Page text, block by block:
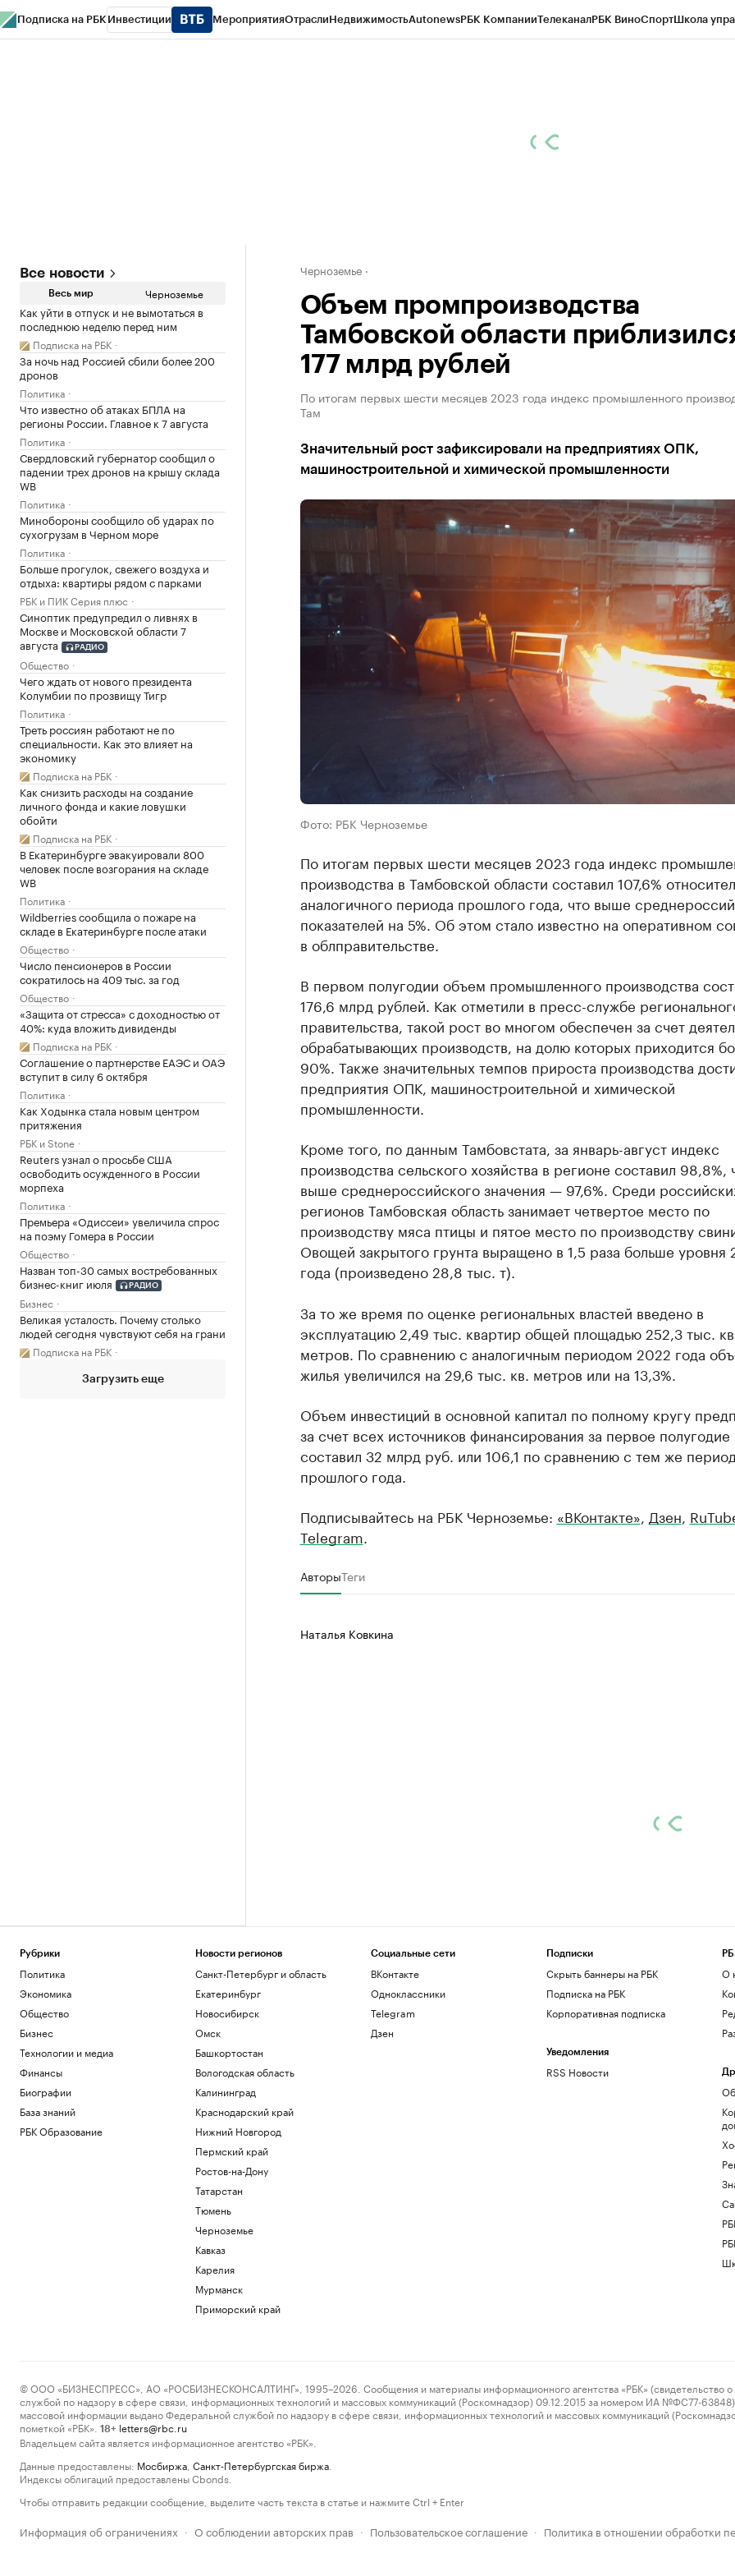
Подписка на РБК Инвестиции МероприятияОтраслиНедвижимостьAutonewsРБК КомпанииТелеканалРБК ВиноСпортШкола
Все новости
Весь мир Черноземье
Как уйти в отпуск и не вымотаться в
последнюю неделю перед ним
Подписка на РБК
За ночь над Россией сбили более 200
дронов
Политика
Что известно об атаках БПЛА на
регионы России. Главное к 7 августа
Политика
Свердловский губернатор сообщил о
падении трех дронов на крышу склада
WB
Политика
Минобороны сообщило об ударах по
сухогрузам в Черном море
Политика
Больше прогулок, свежего воздуха и
отдыха: квартиры рядом с парками
РБК и ПИК Серия плюс
Синоптик предупредил о ливнях в
Москве и Московской области 7
августа
РАДИО
Общество
Чего ждать от нового президента
Колумбии по прозвищу Тигр
Политика
Треть россиян работают не по
специальности. Как это влияет на
экономику
Подписка на РБК
Как снизить расходы на создание
личного фонда и какие ловушки
обойти
Подписка на РБК
В Екатеринбурге эвакуировали 800
человек после возгорания на складе
WB
Политика
Wildberries сообщила о пожаре на
складе в Екатеринбурге после атаки
Общество
Число пенсионеров в России
сократилось на 409 тыс. за год
Общество
«Защита от стресса» с доходностью от
40%: куда вложить дивиденды
Подписка на РБК
Соглашение о партнерстве ЕАЭС и ОАЭ
вступит в силу 6 октября
Политика
Как Ходынка стала новым центром
притяжения
РБК и Stone
Reuters узнал о просьбе США
освободить осужденного в России
морпеха
Политика
Премьера «Одиссеи» увеличила спрос
на поэму Гомера в России
Общество
Назван топ-30 самых востребованных
бизнес-книг июля
РАДИО
Бизнес
Великая усталость. Почему столько
людей сегодня чувствуют себя на грани
Подписка на РБК
Загрузить еще
Черноземье
Объем промпроизводства
Тамбовской области
177 млрд рублей
По итогам первых шести месяцев 2023 года индекс промышленного
Там
Значительный рост зафиксировали на предприятиях ОПК,
машиностроительной и химической промышленности
Фото: РБК Черноземье
По итогам первых шести месяцев 2023 года индекс
производства в Тамбовской области составил 107,6%
аналогичного периода прошлого года, что выше
показателей на 5%. Об этом стало известно на оперативном
в облправительстве.
В первом полугодии объем промышленного производства
176,6 млрд рублей. Как отметили в пресс-службе
правительства, такой рост во многом обеспечен за счет
обрабатывающих производств, на долю которых приходится
90%. Также значительных темпов прироста производства
предприятия ОПК, машиностроительной и химической
промышленности.
Кроме того, по данным Тамбовстата, за январь-август индекс
производства сельского хозяйства в регионе составил 98,8%,
выше среднероссийского значения — 97,6%. Среди
регионов Тамбовская область занимает четвертое место по
производству мяса птицы и пятое место по производству
Овощей закрытого грунта выращено в 1,5 раза больше уровня
года (произведено 28,8 тыс. т).
За то же время по оценке региональных властей введено в
эксплуатацию 2,49 тыс. квартир общей площадью 252,3 тыс.
метров. По сравнению с аналогичным периодом 2022 года
жилья увеличился на 29,6 тыс. кв. метров или на 13,3%.
Объем инвестиций в основной капитал по полному кругу
за счет всех источников финансирования за первое полугодие
составил 32 млрд руб. или 106,1 по сравнению с тем же
прошлого года.
Подписывайтесь на РБК Черноземье: «ВКонтакте» Дзен
Telegram
АвторыТеги
Наталья Ковкина
Рубрики
Политика
Экономика
Общество
Бизнес
Технологии и медиа
Финансы
Биографии
База знаний
РБК Образование
Новости регионов
Санкт-Петербург и область
Екатеринбург
Новосибирск
Омск
Башкортостан
Вологодская область
Калининград
Краснодарский край
Нижний Новгород
Пермский край
Ростов-на-Дону
Татарстан
Тюмень
Черноземье
Кавказ
Карелия
Мурманск
Приморский край
Социальные сети
ВКонтакте
Одноклассники
Telegram
Дзен
Подписки
Скрыть баннеры на РБК
Подписка на РБК
Корпоративная подписка
Уведомления
RSS Новости
О
© ООО «БИЗНЕСПРЕСС», АО «РОСБИЗНЕСКОНСАЛТИНГ», 1995–2026. Сообщения и материалы информационного агентства «РБК» (свидетельство о
службой по надзору в сфере связи, информационных технологий и массовых коммуникаций (Роскомнадзор) 09.12.2015 за номером ИА №ФС77-63848)
массовой информации выдано Федеральной службой по надзору в сфере связи, информационных технологий и массовых коммуникаций
пометкой «РБК».
18+ letters@rbc.ru
Владельцем сайта является информационное агентство «РБК».
Данные предоставлены: Мосбиржа Санкт-Петербургская биржа
Индексы облигаций предоставлены Cbonds.
Чтобы отправить редакции сообщение, выделите часть текста в статье и нажмите Ctrl + Enter
Информация об ограничениях · О соблюдении авторских прав · Пользовательское соглашение · Политика в отношении обработки